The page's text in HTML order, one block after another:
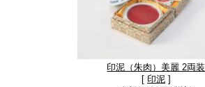
印泥（朱肉）美麗 2両装
印泥]